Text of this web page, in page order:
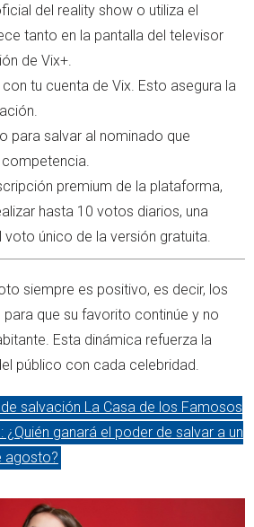
del reality show o utiliza el
tanto en la pantalla del televisor
de Vix+.
tu cuenta de Vix. Esto asegura la
para salvar al nominado que
premium de la plataforma,
hasta 10 votos diarios, una
único de la versión gratuita.
siempre es positivo, es decir, los
que su favorito continúe y no
Esta dinámica refuerza la
público con cada celebridad.
salvación La Casa de los Famosos
¿Quién ganará el poder de salvar a un
agosto?